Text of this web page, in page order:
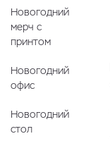
Новогодний
мерч с
принтом
Новогодний
офис
Новогодний
стол